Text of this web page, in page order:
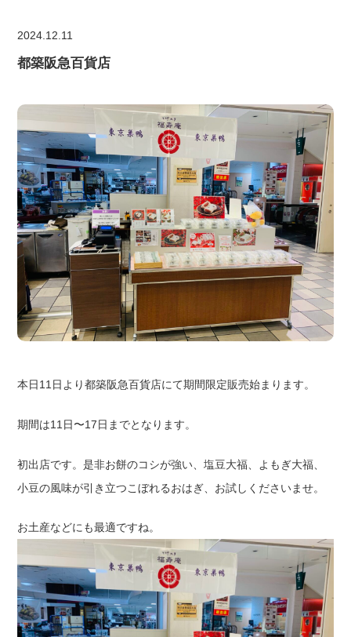
2024.12.11
都築阪急百貨店
本日11日より都築阪急百貨店にて期間限定販売始まります。
期間は11日〜17日までとなります。
初出店です。是非お餅のコシが強い、塩豆大福、よもぎ大福、
小豆の風味が引き立つこぼれるおはぎ、お試しくださいませ。
お土産などにも最適ですね。